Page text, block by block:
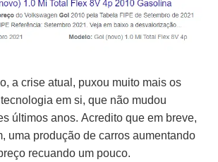
a crise atual, puxou muito mais os
em si, que não mudou
últimos anos.Acredito que em breve,
uma produção de carros aumentando
recuando um pouco.